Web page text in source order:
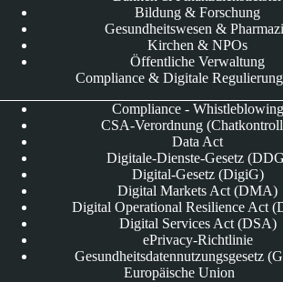
Bildung & Forschung
Gesundheitswesen &
Kirchen & NPOs
Öffentliche Verwaltung
Compliance & Digitale Regulierung
Compliance - Whistleblowing
CSA-Verordnung
Data Act
Digitale-Dienste-Gesetz
Digital-Gesetz (DigiG)
Digital Markets Act (DMA)
Digital Operational Resilience Act
Digital Services Act (DSA)
ePrivacy-Richtlinie
Gesundheitsdatennutzungsgesetz
Europäische Union